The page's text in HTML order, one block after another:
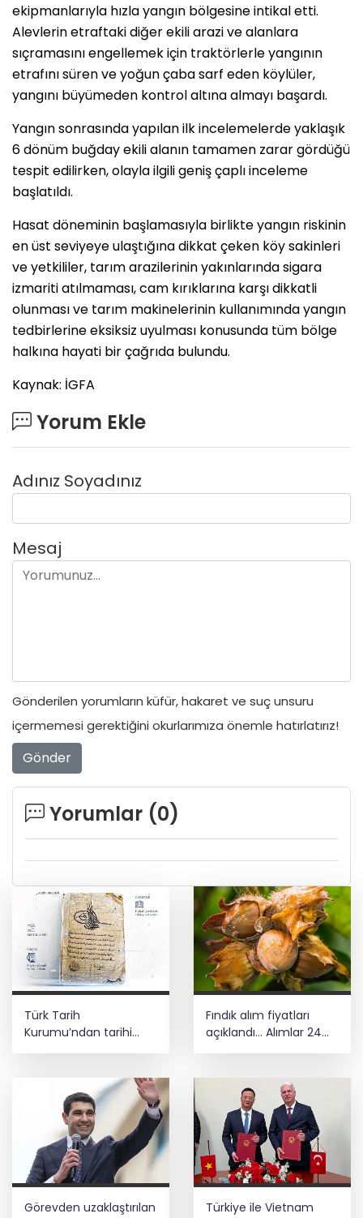
ekipmanlarıyla hızla yangın bölgesine intikal etti.
Alevlerin etraftaki diğer ekili arazi ve alanlara
sıçramasını engellemek için traktörlerle yangının
etrafını süren ve yoğun çaba sarf eden köylüler,
yangını büyümeden kontrol altına almayı başardı.
Yangın sonrasında yapılan ilk incelemelerde yaklaşık
6 dönüm buğday ekili alanın tamamen zarar gördüğü
tespit edilirken, olayla ilgili geniş çaplı inceleme
başlatıldı.
Hasat döneminin başlamasıyla birlikte yangın riskinin
en üst seviyeye ulaştığına dikkat çeken köy sakinleri
ve yetkililer, tarım arazilerinin yakınlarında sigara
izmariti atılmaması, cam kırıklarına karşı dikkatli
olunması ve tarım makinelerinin kullanımında yangın
tedbirlerine eksiksiz uyulması konusunda tüm bölge
halkına hayati bir çağrıda bulundu.
Kaynak: İGFA
Yorum Ekle
Adınız Soyadınız
Mesaj
Gönderilen yorumların küfür, hakaret ve suç unsuru
içermemesi gerektiğini okurlarımıza önemle hatırlatırız!
Gönder
Yorumlar (0)
Türk Tarih
Kurumu’ndan tarihi
içerikler tek platformda
Fındık alım fiyatları
açıklandı... Alımlar 24
Ağustos'ta başlıyor
Görevden uzaklaştırılan
Türkiye ile Vietnam